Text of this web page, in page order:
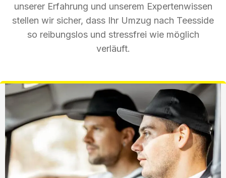
unserer Erfahrung und unserem Expertenwissen
stellen wir sicher, dass Ihr Umzug nach Teesside
so reibungslos und stressfrei wie möglich
verläuft.